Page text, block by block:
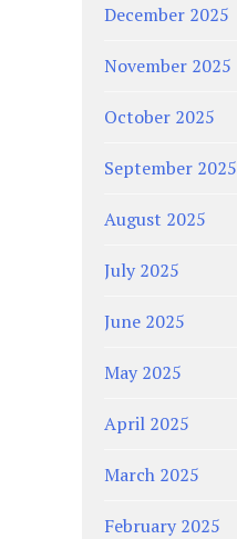
December 2025
November 2025
October 2025
September 2025
August 2025
July 2025
June 2025
May 2025
April 2025
March 2025
February 2025